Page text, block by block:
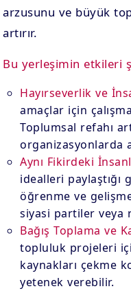
arzusunu ve büyük
artırır.
Bu yerleşimin etkileri
Hayırseverlik ve
amaçlar için
Toplumsal refahı
organizasyonlarda
Aynı Fikirdeki
idealleri
öğrenme ve
siyasi partiler veya
Bağış Toplama ve
topluluk projeleri
kaynakları çekme
yetenek verebilir.